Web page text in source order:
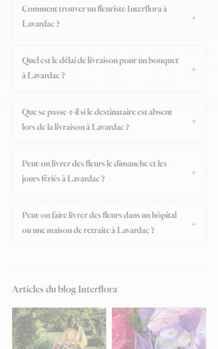
Comment trouver un fleuriste Interflora à
Lavardac ?
Quel est le délai de livraison pour un bouquet
à Lavardac ?
Que se passe-t-il si le destinataire est absent
lors de la livraison à Lavardac ?
Peut-on livrer des fleurs le dimanche et les
jours fériés à Lavardac ?
Peut-on faire livrer des fleurs dans un hôpital
ou une maison de retraite à Lavardac ?
Articles du blog Interflora